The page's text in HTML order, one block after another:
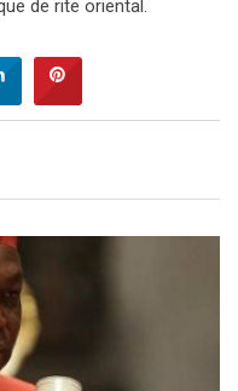
de rite oriental.